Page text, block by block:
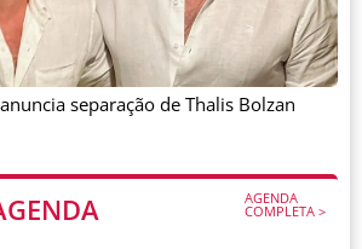
AGENDA
COMPLETA >
separação de Thalis Bolzan